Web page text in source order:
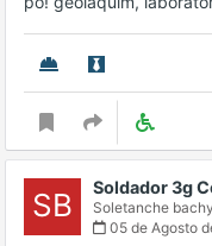
SB Soldador 3g
Soletanche
05 de Agosto